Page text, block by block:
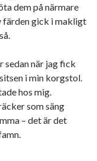
dem på närmare
färden gick i makligt
sedan när jag fick
i min korgstol.
hos mig.
som säng
– det är det